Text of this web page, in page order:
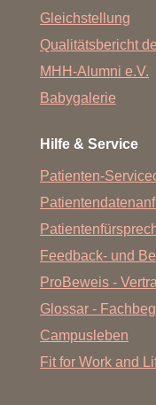
Gleichstellung
Qualitätsbericht
MHH-Alumni e.V.
Babygalerie
Hilfe & Service
Patienten-
Feedback- und
ProBeweis -
Glossar -
Campusleben
Fit for Work and